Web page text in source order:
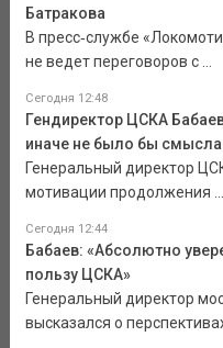
Батракова
В пресс‑службе
не ведет переговоров с ...
Сегодня 12:48
Гендиректор ЦСКА
иначе не было бы смысла
Генеральный директор
мотивации продолжения ...
Сегодня 12:44
Бабаев: «Абсолютно
пользу ЦСКА»
Генеральный директор
высказался о